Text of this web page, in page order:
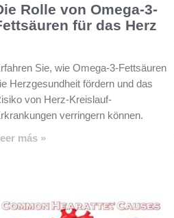
Rolle von Omega-3-
für das Herz
Sie, wie Omega-3-Fettsäuren
Herzgesundheit fördern und das
von Herz-Kreislauf-
verringern können.
más »